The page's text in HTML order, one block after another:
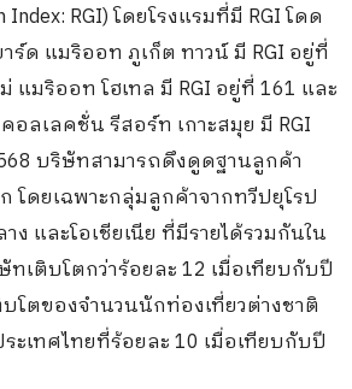
Index: RGI) โดยโรงแรมที่มี RGI โดด
ร์ด แมริออท ภูเก็ต ทาวน์ มี RGI อยู่ที่
แมริออท โฮเทล มี RGI อยู่ที่ 161 และ
อลเลคชั่น รีสอร์ท เกาะสมุย มี RGI
บริษัทสามารถดึงดูดฐานลูกค้า
โดยเฉพาะกลุ่มลูกค้าจากทวีปยุโรป
ง และโอเชียเนีย ที่มีรายได้รวมกันใน
เติบโตกว่าร้อยละ 12 เมื่อเทียบกับปี
โตของจำนวนนักท่องเที่ยวต่างชาติ
ะเทศไทยที่ร้อยละ 10 เมื่อเทียบกับปี